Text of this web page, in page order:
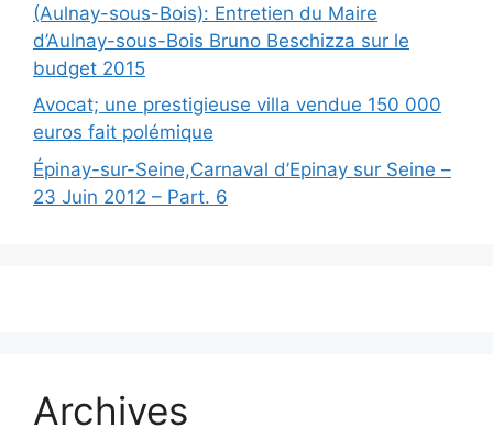
(Aulnay-sous-Bois): Entretien du Maire
d’Aulnay-sous-Bois Bruno Beschizza sur le
budget 2015
Avocat; une prestigieuse villa vendue 150 000
euros fait polémique
Épinay-sur-Seine,Carnaval d’Epinay sur Seine –
23 Juin 2012 – Part. 6
Archives